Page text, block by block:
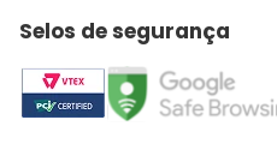
Selos de segurança